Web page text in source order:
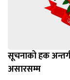
सूचनाको हक
असारसम्म